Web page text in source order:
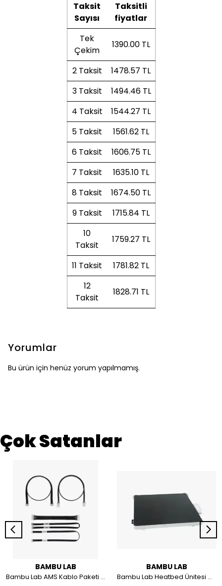
Taksit
Sayısı
Taksitli
fiyatlar
Tek
Çekim
1390.00 TL
2 Taksit
1478.57 TL
3 Taksit
1494.46 TL
4 Taksit
1544.27 TL
5 Taksit
1561.62 TL
6 Taksit
1606.75 TL
7 Taksit
1635.10 TL
8 Taksit
1674.50 TL
9 Taksit
1715.84 TL
10
Taksit
1759.27 TL
11 Taksit
1781.82 TL
12
Taksit
1828.71 TL
Yorumlar
Bu ürün için henüz yorum yapılmamış.
Çok Satanlar
BAMBU LAB
Bambu Lab AMS Kablo Paketi X1-P1 Serisi Uyumlu(5-in-1)-SAA003
BAMBU LAB
Bambu Lab Heatbed Ünitesi V3 - X1 Serisi ile uyumlu FAC058